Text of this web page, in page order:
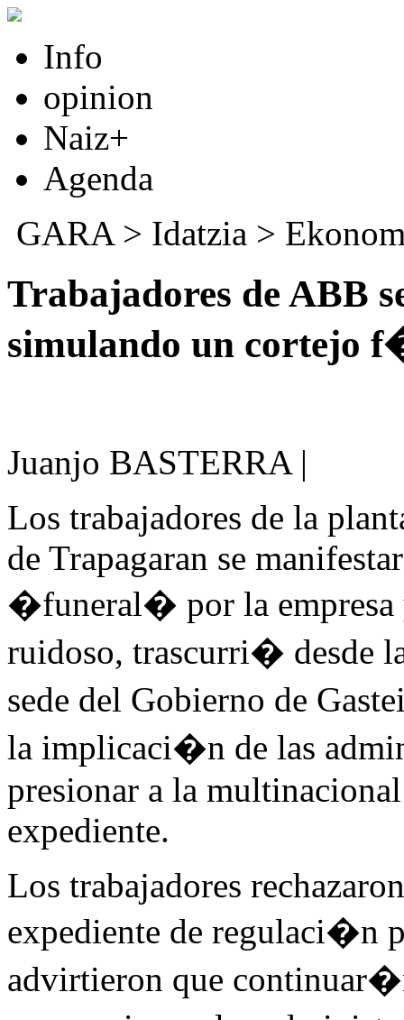
Info
opinion
Naiz+
Agenda
GARA> Idatzia >
Trabajadores de ABB
simulando un cortejo
Juanjo BASTERRA |
Los trabajadores de la
de Trapagaran se
�funeral� por la
ruidoso, trascurri� desde
sede del Gobierno de
la implicaci�n de las
presionar a la
expediente.
Los trabajadores
expediente de regulaci�n
advirtieron que